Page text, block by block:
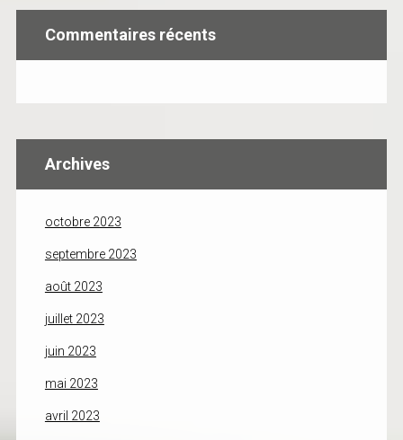
Commentaires récents
Archives
octobre 2023
septembre 2023
août 2023
juillet 2023
juin 2023
mai 2023
avril 2023